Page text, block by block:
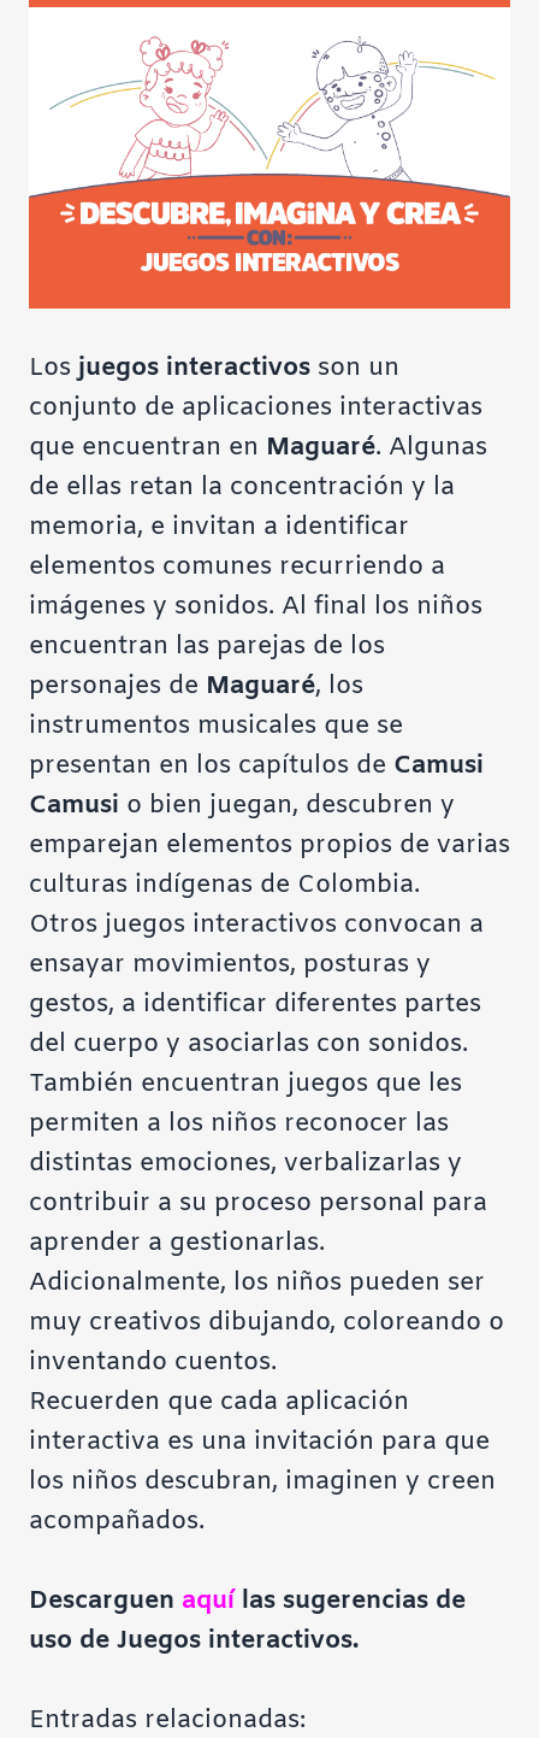
Los juegos interactivos son un
conjunto de aplicaciones interactivas
que encuentran en Maguaré. Algunas
de ellas retan la concentración y la
memoria, e invitan a identificar
elementos comunes recurriendo a
imágenes y sonidos. Al final los niños
encuentran las parejas de los
personajes de Maguaré, los
instrumentos musicales que se
presentan en los capítulos de Camusi
Camusi o bien juegan, descubren y
emparejan elementos propios de varias
culturas indígenas de Colombia.
Otros juegos interactivos convocan a
ensayar movimientos, posturas y
gestos, a identificar diferentes partes
del cuerpo y asociarlas con sonidos.
También encuentran juegos que les
permiten a los niños reconocer las
distintas emociones, verbalizarlas y
contribuir a su proceso personal para
aprender a gestionarlas.
Adicionalmente, los niños pueden ser
muy creativos dibujando, coloreando o
inventando cuentos.
Recuerden que cada aplicación
interactiva es una invitación para que
los niños descubran, imaginen y creen
acompañados.
Descarguen aquí las sugerencias de
uso de Juegos interactivos.
Entradas relacionadas: